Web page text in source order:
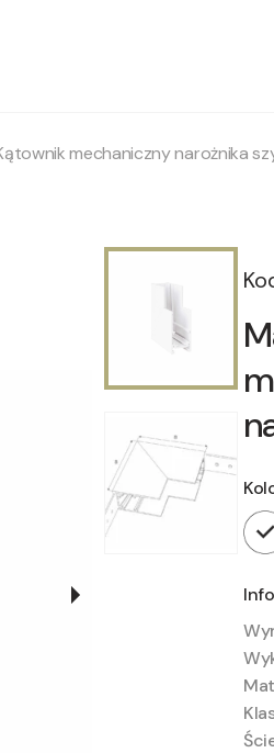
mechaniczny narożnika